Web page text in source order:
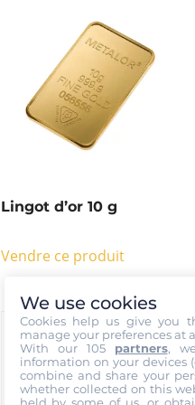
Lingot d’or 10 g
Vendre ce produit
We use cookies
Cookies help us give you
manage your preferences at
With our 105 partners,
information on your devices
combine and share your
whether collected on this
held by some of us, or